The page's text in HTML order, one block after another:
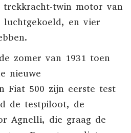
trekkracht-twin motor van
luchtgekoeld, en vier
zomer van 1931 toen
nieuwe
Fiat 500 zijn eerste test
de testpiloot, de
Agnelli, die graag de